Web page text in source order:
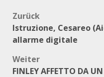
Zurück
Istruzione, Cesareo
allarme digitale
Weiter
FINLEY AFFETTO DA